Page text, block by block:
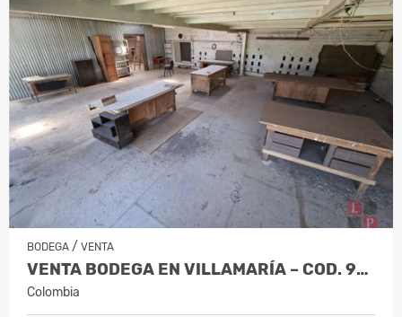
BODEGA / VENTA
VENTA BODEGA EN VILLAMARÍA – COD. 9793531
Colombia